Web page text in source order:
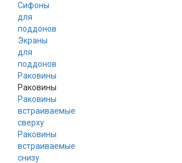
Сифоны
для
поддонов
Экраны
для
поддонов
Раковины
Раковины
Раковины
встраиваемые
сверху
Раковины
встраиваемые
снизу